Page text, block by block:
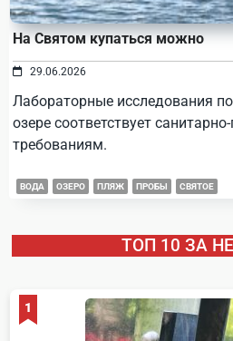
На Святом купаться можно
29.06.2026
Лабораторные исследования
озере соответствует
требованиям.
ВОДА ОЗЕРО ПЛЯЖ ПРОБЫ СВЯТОЕ
ТОП 10 ЗА